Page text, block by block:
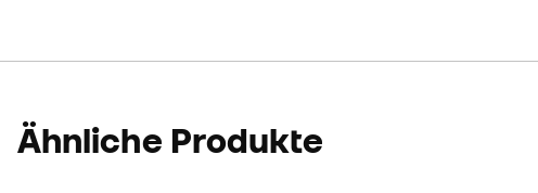
Ähnliche Produkte